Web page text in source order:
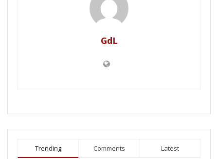
GdL
Trending Comments Latest